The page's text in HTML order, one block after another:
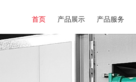
首页 产品展示 产品服务